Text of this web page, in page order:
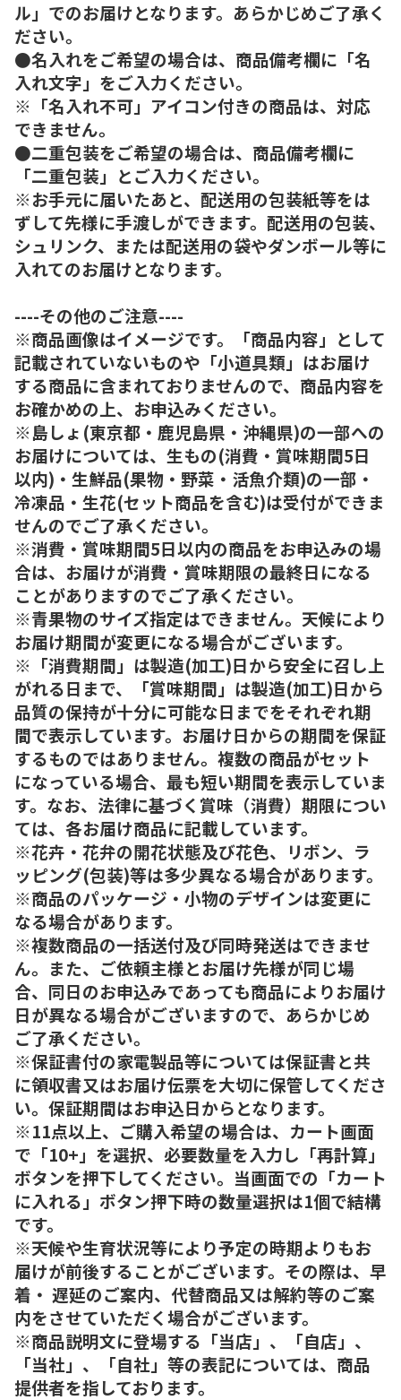
ル」でのお届けとなります。あらかじめご了承く
ださい。
●名入れをご希望の場合は、商品備考欄に「名
入れ文字」をご入力ください。
※「名入れ不可」アイコン付きの商品は、対応
できません。
●二重包装をご希望の場合は、商品備考欄に
「二重包装」とご入力ください。
※お手元に届いたあと、配送用の包装紙等をは
ずして先様に手渡しができます。配送用の包装、
シュリンク、または配送用の袋やダンボール等に
入れてのお届けとなります。
----その他のご注意----
※商品画像はイメージです。「商品内容」として
記載されていないものや「小道具類」はお届け
する商品に含まれておりませんので、商品内容を
お確かめの上、お申込みください。
※島しょ(東京都・鹿児島県・沖縄県)の一部への
お届けについては、生もの(消費・賞味期間5日
以内)・生鮮品(果物・野菜・活魚介類)の一部・
冷凍品・生花(セット商品を含む)は受付ができま
せんのでご了承ください。
※消費・賞味期間5日以内の商品をお申込みの場
合は、お届けが消費・賞味期限の最終日になる
ことがありますのでご了承ください。
※青果物のサイズ指定はできません。天候により
お届け期間が変更になる場合がございます。
※「消費期間」は製造(加工)日から安全に召し上
がれる日まで、「賞味期間」は製造(加工)日から
品質の保持が十分に可能な日までをそれぞれ期
間で表示しています。お届け日からの期間を保証
するものではありません。複数の商品がセット
になっている場合、最も短い期間を表示していま
す。なお、法律に基づく賞味（消費）期限につい
ては、各お届け商品に記載しています。
※花卉・花弁の開花状態及び花色、リボン、ラ
ッピング(包装)等は多少異なる場合があります。
※商品のパッケージ・小物のデザインは変更に
なる場合があります。
※複数商品の一括送付及び同時発送はできませ
ん。また、ご依頼主様とお届け先様が同じ場
合、同日のお申込みであっても商品によりお届け
日が異なる場合がございますので、あらかじめ
ご了承ください。
※保証書付の家電製品等については保証書と共
に領収書又はお届け伝票を大切に保管してくださ
い。保証期間はお申込日からとなります。
※11点以上、ご購入希望の場合は、カート画面
で「10+」を選択、必要数量を入力し「再計算」
ボタンを押下してください。当画面での「カート
に入れる」ボタン押下時の数量選択は1個で結構
です。
※天候や生育状況等により予定の時期よりもお
届けが前後することがございます。その際は、早
着・ 遅延のご案内、代替商品又は解約等のご案
内をさせていただく場合がございます。
※商品説明文に登場する「当店」、「自店」、
「当社」、「自社」等の表記については、商品
提供者を指しております。